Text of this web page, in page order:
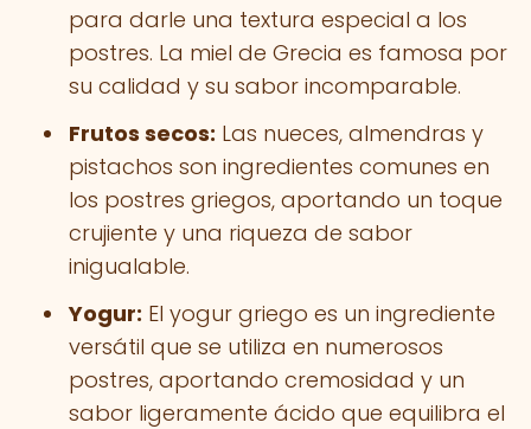
para darle una textura especial a los
postres. La miel de Grecia es famosa por
su calidad y su sabor incomparable.
Frutos secos: Las nueces, almendras y
pistachos son ingredientes comunes en
los postres griegos, aportando un toque
crujiente y una riqueza de sabor
inigualable.
Yogur: El yogur griego es un ingrediente
versátil que se utiliza en numerosos
postres, aportando cremosidad y un
sabor ligeramente ácido que equilibra el